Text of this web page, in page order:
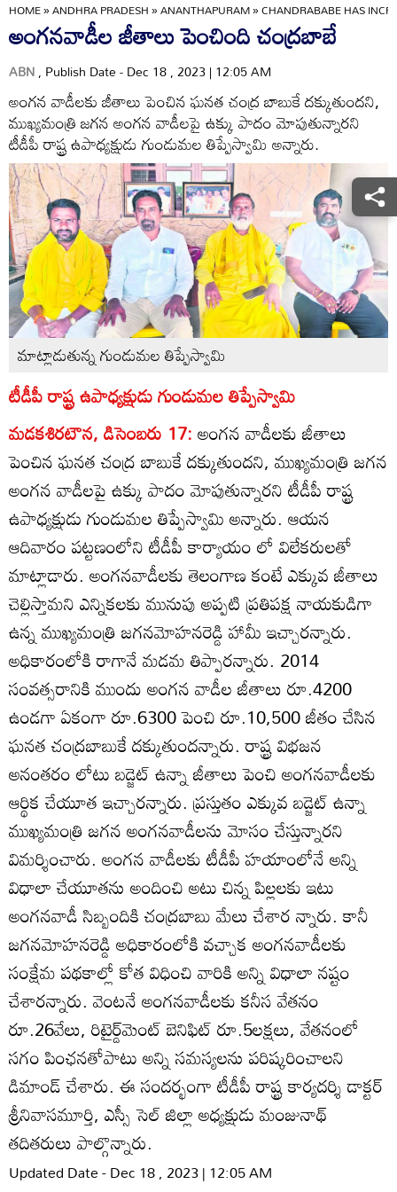
HOME»ANDHRA PRADESH»ANANTHAPURAM»CHANDRABABE HAS
అంగనవాడీల జీతాలు పెంచింది చంద్రబాబే
ABN, Publish Date - Dec 18 , 2023 | 12:05 AM
అంగన వాడీలకు జీతాలు పెంచిన ఘనత చంద్ర బాబుకే దక్కుతుందని,
ముఖ్యమంత్రి జగన అంగన వాడీలపై ఉక్కు పాదం మోపుతున్నారని
టీడీపీ రాష్ట్ర ఉపాధ్యక్షుడు గుండుమల తిప్పేస్వామి అన్నారు.
మాట్లాడుతున్న గుండుమల తిప్పేస్వామి
టీడీపీ రాష్ట్ర ఉపాధ్యక్షుడు గుండుమల తిప్పేస్వామి
మడకశిరటౌన, డిసెంబరు 17:అంగన వాడీలకు జీతాలు
పెంచిన ఘనత చంద్ర బాబుకే దక్కుతుందని, ముఖ్యమంత్రి జగన
అంగన వాడీలపై ఉక్కు పాదం మోపుతున్నారని టీడీపీ రాష్ట్ర
ఉపాధ్యక్షుడు గుండుమల తిప్పేస్వామి అన్నారు. ఆయన
ఆదివారం పట్టణంలోని టీడీపీ కార్యాయం లో విలేకరులతో
మాట్లాడారు. అంగనవాడీలకు తెలంగాణ కంటే ఎక్కువ జీతాలు
చెల్లిస్తామని ఎన్నికలకు మునుపు అప్పటి ప్రతిపక్ష నాయకుడిగా
ఉన్న ముఖ్యమంత్రి జగనమోహనరెడ్డి హామీ ఇచ్చారన్నారు.
అధికారంలోకి రాగానే మడమ తిప్పారన్నారు. 2014
సంవత్సరానికి ముందు అంగన వాడీల జీతాలు రూ.4200
ఉండగా ఏకంగా రూ.6300 పెంచి రూ.10,500 జీతం చేసిన
ఘనత చంద్రబాబుకే దక్కుతుందన్నారు. రాష్ట్ర విభజన
అనంతరం లోటు బడ్జెట్‌ ఉన్నా జీతాలు పెంచి అంగనవాడీలకు
ఆర్థిక చేయూత ఇచ్చారన్నారు. ప్రస్తుతం ఎక్కువ బడ్జెట్‌ ఉన్నా
ముఖ్యమంత్రి జగన అంగనవాడీలను మోసం చేస్తున్నారని
విమర్శించారు. అంగన వాడీలకు టీడీపీ హయాంలోనే అన్ని
విధాలా చేయూతను అందించి అటు చిన్న పిల్లలకు ఇటు
అంగనవాడీ సిబ్బందికి చంద్రబాబు మేలు చేశార న్నారు. కానీ
జగనమోహనరెడ్డి అధికారంలోకి వచ్చాక అంగనవాడీలకు
సంక్షేమ పథకాల్లో కోత విధించి వారికి అన్ని విధాలా నష్టం
చేశారన్నారు. వెంటనే అంగనవాడీలకు కనీస వేతనం
రూ.26వేలు, రిటైర్డ్‌మెంట్‌ బెనిఫిట్‌ రూ.5లక్షలు, వేతనంలో
సగం పింఛనతోపాటు అన్ని సమస్యలను పరిష్కరించాలని
డిమాండ్‌ చేశారు. ఈ సందర్భంగా టీడీపీ రాష్ట్ర కార్యదర్శి డాక్టర్‌
శ్రీనివాసమూర్తి, ఎస్సీ సెల్‌ జిల్లా అధ్యక్షుడు మంజునాథ్‌
తదితరులు పాల్గొన్నారు.
Updated Date - Dec 18 , 2023 | 12:05 AM